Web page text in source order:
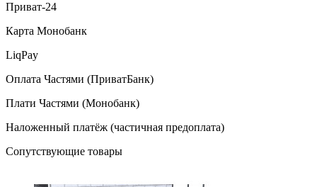
Приват-24
Карта Монобанк
LiqPay
Оплата Частями (ПриватБанк)
Плати Частями (Монобанк)
Наложенный платёж (частичная предоплата)
Сопутствующие товары